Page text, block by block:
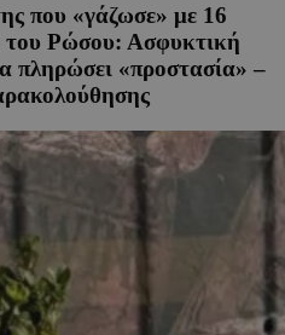
που «γάζωσε» με 16
του Ρώσου: Ασφυκτική
πληρώσει «προστασία» –